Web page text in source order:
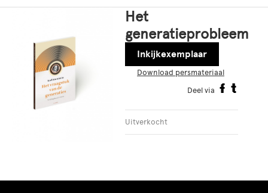
Het
generatieprobleem
Inkijkexemplaar
Download persmateriaal
Deel via
Uitverkocht